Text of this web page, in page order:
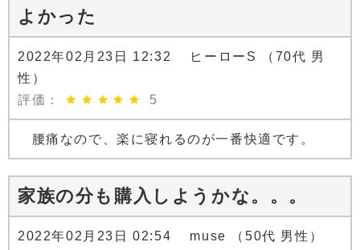
よかった
2022年02月23日 12:32 ヒーローS （70代 男
性）
評価：
5
腰痛なので、楽に寝れるのが一番快適です。
家族の分も購入しようかな。。。
2022年02月23日 02:54 muse （50代 男性）